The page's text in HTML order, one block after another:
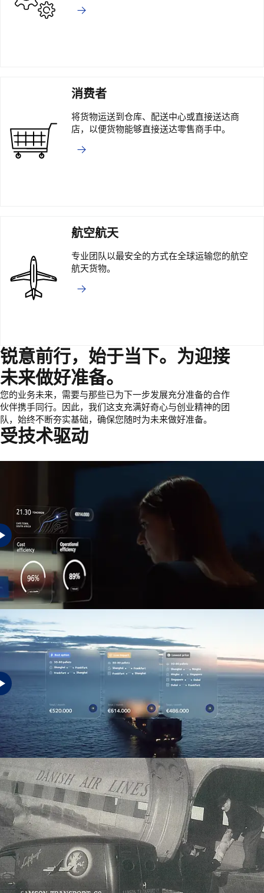
消费者
将货物运送到仓库、配送中心或直接送达商
店，以便货物能够直接送达零售商手中。
航空航天
专业团队以最安全的方式在全球运输您的航空
航天货物。
锐意前行，始于当下。为迎接
未来做好准备。
您的业务未来，需要与那些已为下一步发展充分准备的合作
伙伴携手同行。因此，我们这支充满好奇心与创业精神的团
队，始终不断夯实基础，确保您随时为未来做好准备。
受技术驱动
未来的成功，需要一个无缝衔接的未来环境。
您的业务，就是我们的业务。
我们致力于确保您的企业及其客户取得成功，从而实现共同成长、
协同发展。
了解我们如何在此为未来做好准备